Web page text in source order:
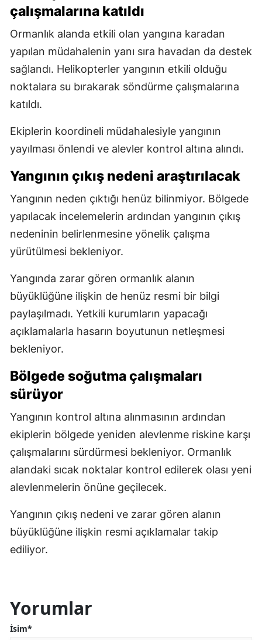
çalışmalarına katıldı
Ormanlık alanda etkili olan yangına karadan
yapılan müdahalenin yanı sıra havadan da destek
sağlandı. Helikopterler yangının etkili olduğu
noktalara su bırakarak söndürme çalışmalarına
katıldı.
Ekiplerin koordineli müdahalesiyle yangının
yayılması önlendi ve alevler kontrol altına alındı.
Yangının çıkış nedeni araştırılacak
Yangının neden çıktığı henüz bilinmiyor. Bölgede
yapılacak incelemelerin ardından yangının çıkış
nedeninin belirlenmesine yönelik çalışma
yürütülmesi bekleniyor.
Yangında zarar gören ormanlık alanın
büyüklüğüne ilişkin de henüz resmi bir bilgi
paylaşılmadı. Yetkili kurumların yapacağı
açıklamalarla hasarın boyutunun netleşmesi
bekleniyor.
Bölgede soğutma çalışmaları
sürüyor
Yangının kontrol altına alınmasının ardından
ekiplerin bölgede yeniden alevlenme riskine karşı
çalışmalarını sürdürmesi bekleniyor. Ormanlık
alandaki sıcak noktalar kontrol edilerek olası yeni
alevlenmelerin önüne geçilecek.
Yangının çıkış nedeni ve zarar gören alanın
büyüklüğüne ilişkin resmi açıklamalar takip
ediliyor.
Yorumlar
İsim*